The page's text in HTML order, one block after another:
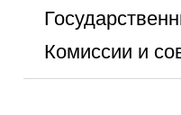
Комиссии и